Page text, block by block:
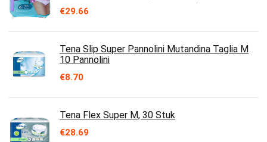
€29.66
Tena Slip Super Pannolini Mutandina Taglia M
10 Pannolini
€8.70
Tena Flex Super M, 30 Stuk
€28.69